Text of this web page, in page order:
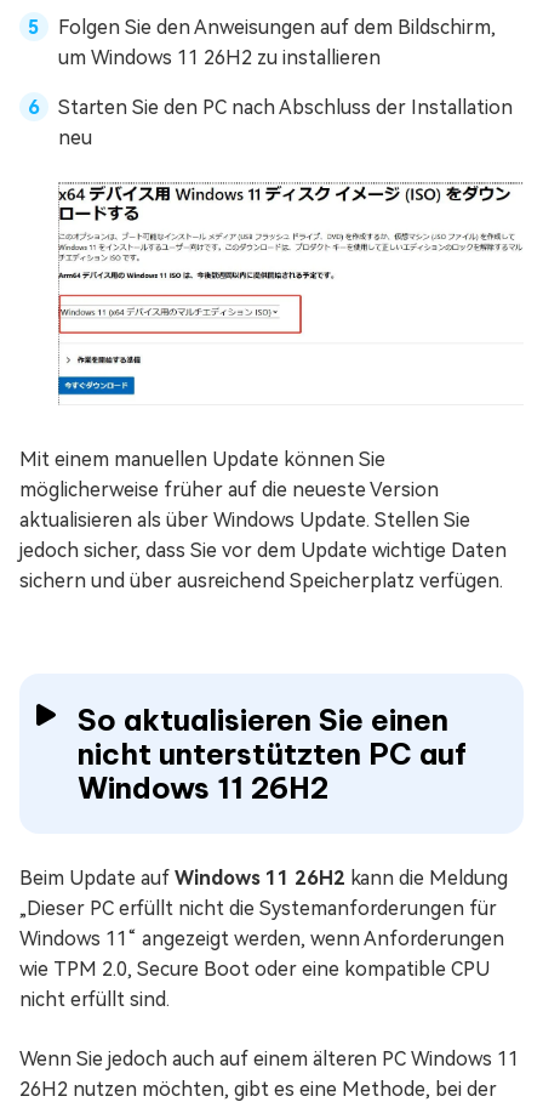
Folgen Sie den Anweisungen auf dem Bildschirm,
um Windows 11 26H2 zu installieren
Starten Sie den PC nach Abschluss der Installation
neu
Mit einem manuellen Update können Sie
möglicherweise früher auf die neueste Version
aktualisieren als über Windows Update. Stellen Sie
jedoch sicher, dass Sie vor dem Update wichtige Daten
sichern und über ausreichend Speicherplatz verfügen.
So aktualisieren Sie einen
nicht unterstützten PC auf
Windows 11 26H2
Beim Update auf Windows 11 26H2 kann die Meldung
„Dieser PC erfüllt nicht die Systemanforderungen für
Windows 11“ angezeigt werden, wenn Anforderungen
wie TPM 2.0, Secure Boot oder eine kompatible CPU
nicht erfüllt sind.
Wenn Sie jedoch auch auf einem älteren PC Windows 11
26H2 nutzen möchten, gibt es eine Methode, bei der